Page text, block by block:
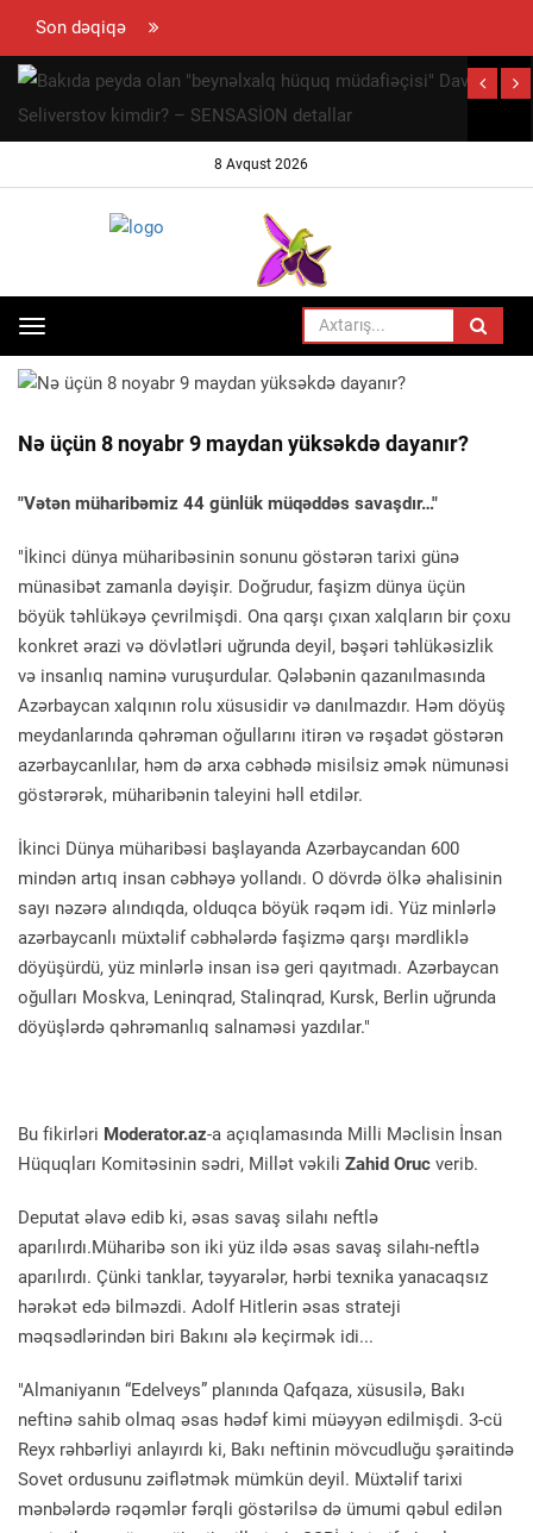
Son dəqiqə
səfəri
8 Avqust 2026
Toggle
navigation
SIYASƏT
Nə üçün 8 noyabr 9 maydan yüksəkdə dayanır?
"Vətən müharibəmiz 44 günlük müqəddəs savaşdır…"
"İkinci dünya müharibəsinin sonunu göstərən tarixi günə
münasibət zamanla dəyişir. Doğrudur, faşizm dünya üçün
böyük təhlükəyə çevrilmişdi. Ona qarşı çıxan xalqların bir çoxu
konkret ərazi və dövlətləri uğrunda deyil, bəşəri təhlükəsizlik
və insanlıq naminə vuruşurdular. Qələbənin qazanılmasında
Azərbaycan xalqının rolu xüsusidir və danılmazdır. Həm döyüş
meydanlarında qəhrəman oğullarını itirən və rəşadət göstərən
azərbaycanlılar, həm də arxa cəbhədə misilsiz əmək nümunəsi
göstərərək, müharibənin taleyini həll etdilər.
İkinci Dünya müharibəsi başlayanda Azərbaycandan 600
mindən artıq insan cəbhəyə yollandı. O dövrdə ölkə əhalisinin
sayı nəzərə alındıqda, olduqca böyük rəqəm idi. Yüz minlərlə
azərbaycanlı müxtəlif cəbhələrdə faşizmə qarşı mərdliklə
döyüşürdü, yüz minlərlə insan isə geri qayıtmadı. Azərbaycan
oğulları Moskva, Leninqrad, Stalinqrad, Kursk, Berlin uğrunda
döyüşlərdə qəhrəmanlıq salnaməsi yazdılar."
Bu fikirləri Moderator.az-a açıqlamasında Milli Məclisin İnsan
Hüquqları Komitəsinin sədri, Millət vəkili Zahid Oruc verib.
Deputat əlavə edib ki, əsas savaş silahı neftlə
aparılırdı.Müharibə son iki yüz ildə əsas savaş silahı-neftlə
aparılırdı. Çünki tanklar, təyyarələr, hərbi texnika yanacaqsız
hərəkət edə bilməzdi. Adolf Hitlerin əsas strateji
məqsədlərindən biri Bakını ələ keçirmək idi...
"Almaniyanın “Edelveys” planında Qafqaza, xüsusilə, Bakı
neftinə sahib olmaq əsas hədəf kimi müəyyən edilmişdi. 3-cü
Reyx rəhbərliyi anlayırdı ki, Bakı neftinin mövcudluğu şəraitində
Sovet ordusunu zəiflətmək mümkün deyil. Müxtəlif tarixi
mənbələrdə rəqəmlər fərqli göstərilsə də ümumi qəbul edilən